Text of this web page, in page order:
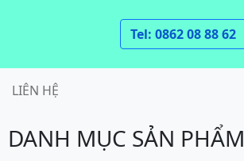
Tel: 0862 08 88 62
LIÊN HỆ
DANH MỤC SẢN PHẨM